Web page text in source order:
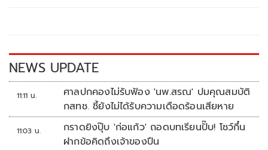
k k
NEWS UPDATE
11:11 น.
ศาลปกคองไม่รับฟ้อง 'นพ.สรณ' ปมคุณสมบัติ
กสทช. ชี้ยังไม่ได้รับความเดือดร้อนเสียหาย
11:03 น.
กราดยิงปุ๊บ 'ก่อแก้ว' ถอดบทเรียนปั๊บ! โชว์กึ๋น
ฝากข้อคิดถึงเจ้าของปืน